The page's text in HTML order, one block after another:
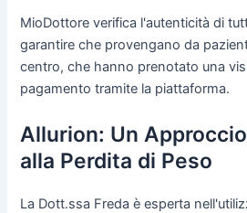
MioDottore verifica l'autenticità di
garantire che provengano da
centro, che hanno prenotato una
pagamento tramite la piattaforma.
Allurion: Un
alla Perdita di Peso
La Dott.ssa Freda è esperta